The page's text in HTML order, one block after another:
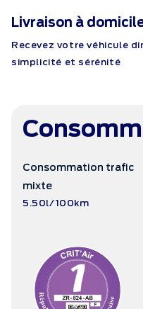
Livraison à
Recevez votre véhicule
simplicité et sérénité
Consommation trafic
mixte
5.50l/100km